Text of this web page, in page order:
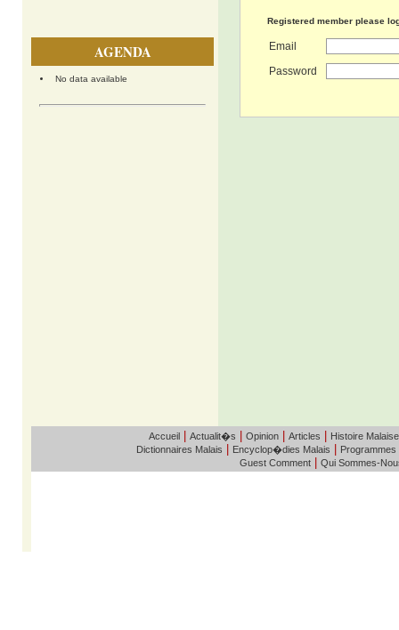
AGENDA
No data available
Registered member please
Email
Password
Accueil| Actualit�s Opinion| Articles Histoire Malaise
Dictionnaires Malais Encyclop�dies Malais Programmes
Guest Comment Qui Sommes-